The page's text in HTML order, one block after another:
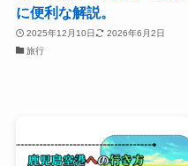
に便利な解説。
2025年12月10日
2026年6月2日
旅行